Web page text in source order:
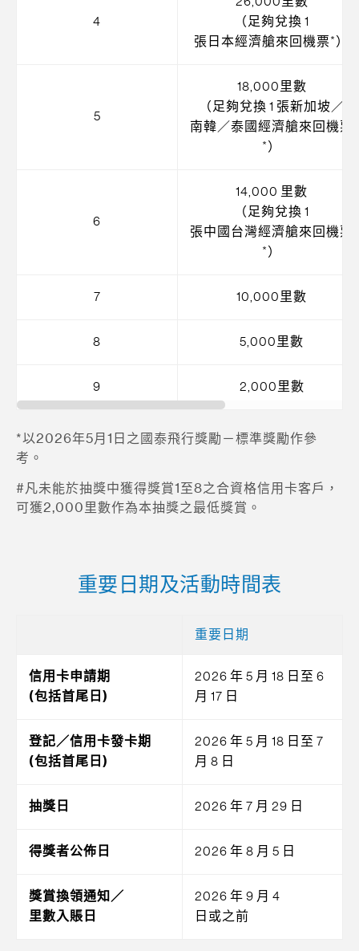
4
（足夠兌換 1
張日本經濟艙來回機票*）
5
18,000里數
（足夠兌換 1 張新加坡／
南韓／泰國經濟艙來回機票
*）
6
14,000 里數
（足夠兌換 1
張中國台灣經濟艙來回機票
*）
7 10,000里數
8 5,000里數
9 2,000里數
*以2026年5月1日之國泰飛行獎勵－標準獎勵作參
考。
#凡未能於抽獎中獲得獎賞1至8之合資格信用卡客戶，
可獲2,000里數作為本抽獎之最低獎賞。
重要日期及活動時間表
重要日期
信用卡申請期
(包括首尾日)
2026 年 5 月 18 日至 6
月 17 日
登記／信用卡發卡期
(包括首尾日)
2026 年 5 月 18 日至 7
月 8 日
抽獎日 2026 年 7 月 29 日
得獎者公佈日 2026 年 8 月 5 日
獎賞換領通知／
里數入賬日
2026 年 9 月 4
日或之前